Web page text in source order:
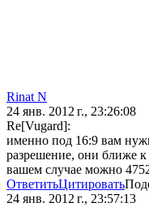
Rinat N
24 янв. 2012 г., 23:26:08
Re[Vugard]:
именно под 16:9 вам
разрешение, они ближе
вашем случае можно
ОтветитьЦитировать
24 янв. 2012 г., 23:57:13